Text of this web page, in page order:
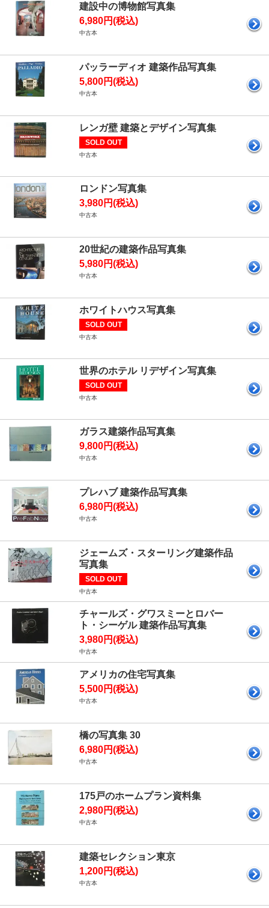
建設中の博物館写真集
6,980円(税込)
中古本
パッラーディオ 建築作品写真集
5,800円(税込)
中古本
レンガ壁 建築とデザイン写真集
SOLD OUT
中古本
ロンドン写真集
3,980円(税込)
中古本
20世紀の建築作品写真集
5,980円(税込)
中古本
ホワイトハウス写真集
SOLD OUT
中古本
世界のホテル リデザイン写真集
SOLD OUT
中古本
ガラス建築作品写真集
9,800円(税込)
中古本
プレハブ 建築作品写真集
6,980円(税込)
中古本
ジェームズ・スターリング建築作品
写真集
SOLD OUT
中古本
チャールズ・グワスミーとロバー
ト・シーゲル 建築作品写真集
3,980円(税込)
中古本
アメリカの住宅写真集
5,500円(税込)
中古本
橋の写真集 30
6,980円(税込)
中古本
175戸のホームプラン資料集
2,980円(税込)
中古本
建築セレクション東京
1,200円(税込)
中古本